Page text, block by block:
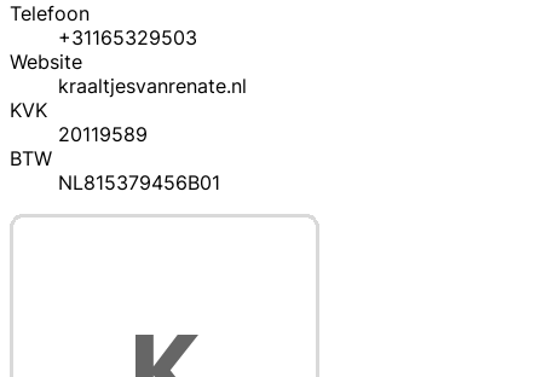
Telefoon
+31165329503
Website
kraaltjesvanrenate.nl
KVK
20119589
BTW
NL815379456B01